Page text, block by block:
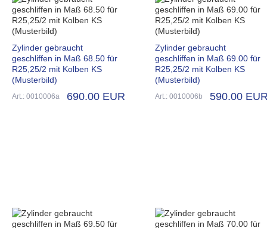
Zylinder gebraucht
geschliffen in Maß 68.50 für
R25,25/2 mit Kolben KS
(Musterbild)
Art.: 0010006a 690.00 EUR
Zylinder gebraucht
geschliffen in Maß 69.00 für
R25,25/2 mit Kolben KS
(Musterbild)
Art.: 0010006b 590.00